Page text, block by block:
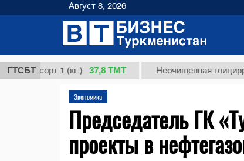
ГТСБТ
сорт 1 (кг.) 37,8 ТМТ Неочищенная
Экономика
Председатель ГК
проекты в
Август 8, 2026